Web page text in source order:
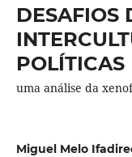
DESAFIOS
uma análise da
Miguel Melo